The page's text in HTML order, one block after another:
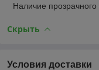
Наличие прозрачного
Скрыть
Условия доставки